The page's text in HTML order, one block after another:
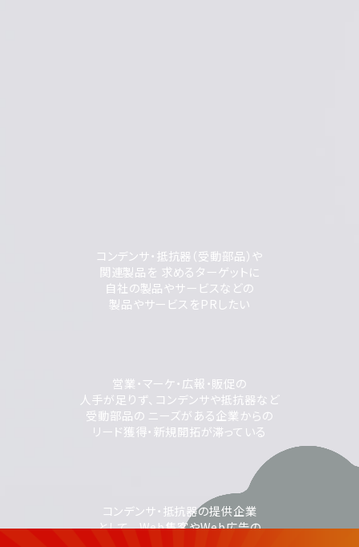
コンデンサ・抵抗器（受動部品）や
関連製品を 求めるターゲットに
自社の製品やサービスなどの
製品やサービスをPRしたい
営業・マーケ・広報・販促の
人手が足りず、コンデンサや抵抗器など
受動部品の ニーズがある企業からの
リード獲得・新規開拓が滞っている
コンデンサ・抵抗器の提供企業
として、 Web集客やWeb広告の